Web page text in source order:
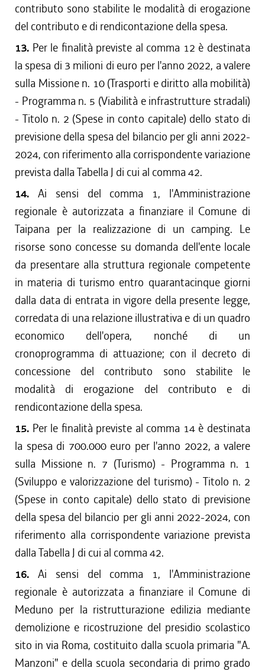
contributo sono stabilite le modalità di erogazione
del contributo e di rendicontazione della spesa.
13. Per le finalità previste al comma 12 è destinata
la spesa di 3 milioni di euro per l'anno 2022, a valere
sulla Missione n. 10 (Trasporti e diritto alla mobilità)
- Programma n. 5 (Viabilità e infrastrutture stradali)
- Titolo n. 2 (Spese in conto capitale) dello stato di
previsione della spesa del bilancio per gli anni 2022-
2024, con riferimento alla corrispondente variazione
prevista dalla Tabella J di cui al comma 42.
14. Ai sensi del comma 1, l'Amministrazione
regionale è autorizzata a finanziare il Comune di
Taipana per la realizzazione di un camping. Le
risorse sono concesse su domanda dell'ente locale
da presentare alla struttura regionale competente
in materia di turismo entro quarantacinque giorni
dalla data di entrata in vigore della presente legge,
corredata di una relazione illustrativa e di un quadro
economico dell'opera, nonché di un
cronoprogramma di attuazione; con il decreto di
concessione del contributo sono stabilite le
modalità di erogazione del contributo e di
rendicontazione della spesa.
15. Per le finalità previste al comma 14 è destinata
la spesa di 700.000 euro per l'anno 2022, a valere
sulla Missione n. 7 (Turismo) - Programma n. 1
(Sviluppo e valorizzazione del turismo) - Titolo n. 2
(Spese in conto capitale) dello stato di previsione
della spesa del bilancio per gli anni 2022-2024, con
riferimento alla corrispondente variazione prevista
dalla Tabella J di cui al comma 42.
16. Ai sensi del comma 1, l'Amministrazione
regionale è autorizzata a finanziare il Comune di
Meduno per la ristrutturazione edilizia mediante
demolizione e ricostruzione del presidio scolastico
sito in via Roma, costituito dalla scuola primaria "A.
Manzoni" e della scuola secondaria di primo grado